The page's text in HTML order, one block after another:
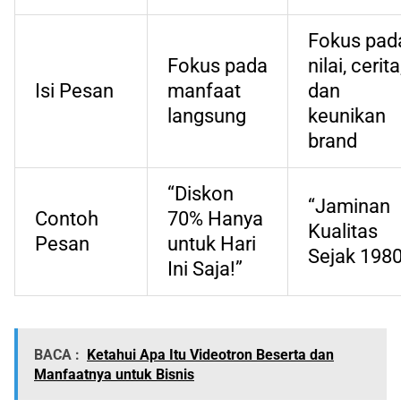
Isi Pesan
Fokus pada
manfaat
langsung
Fokus
nilai,
dan
keunikan
brand
Contoh
Pesan
“Diskon
70% Hanya
untuk Hari
Ini Saja!”
“Jaminan
Kualitas
Sejak
BACA : Ketahui Apa Itu Videotron Beserta dan
Manfaatnya untuk Bisnis